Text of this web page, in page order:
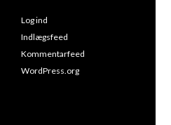
Log ind
Indlægsfeed
Kommentarfeed
WordPress.org